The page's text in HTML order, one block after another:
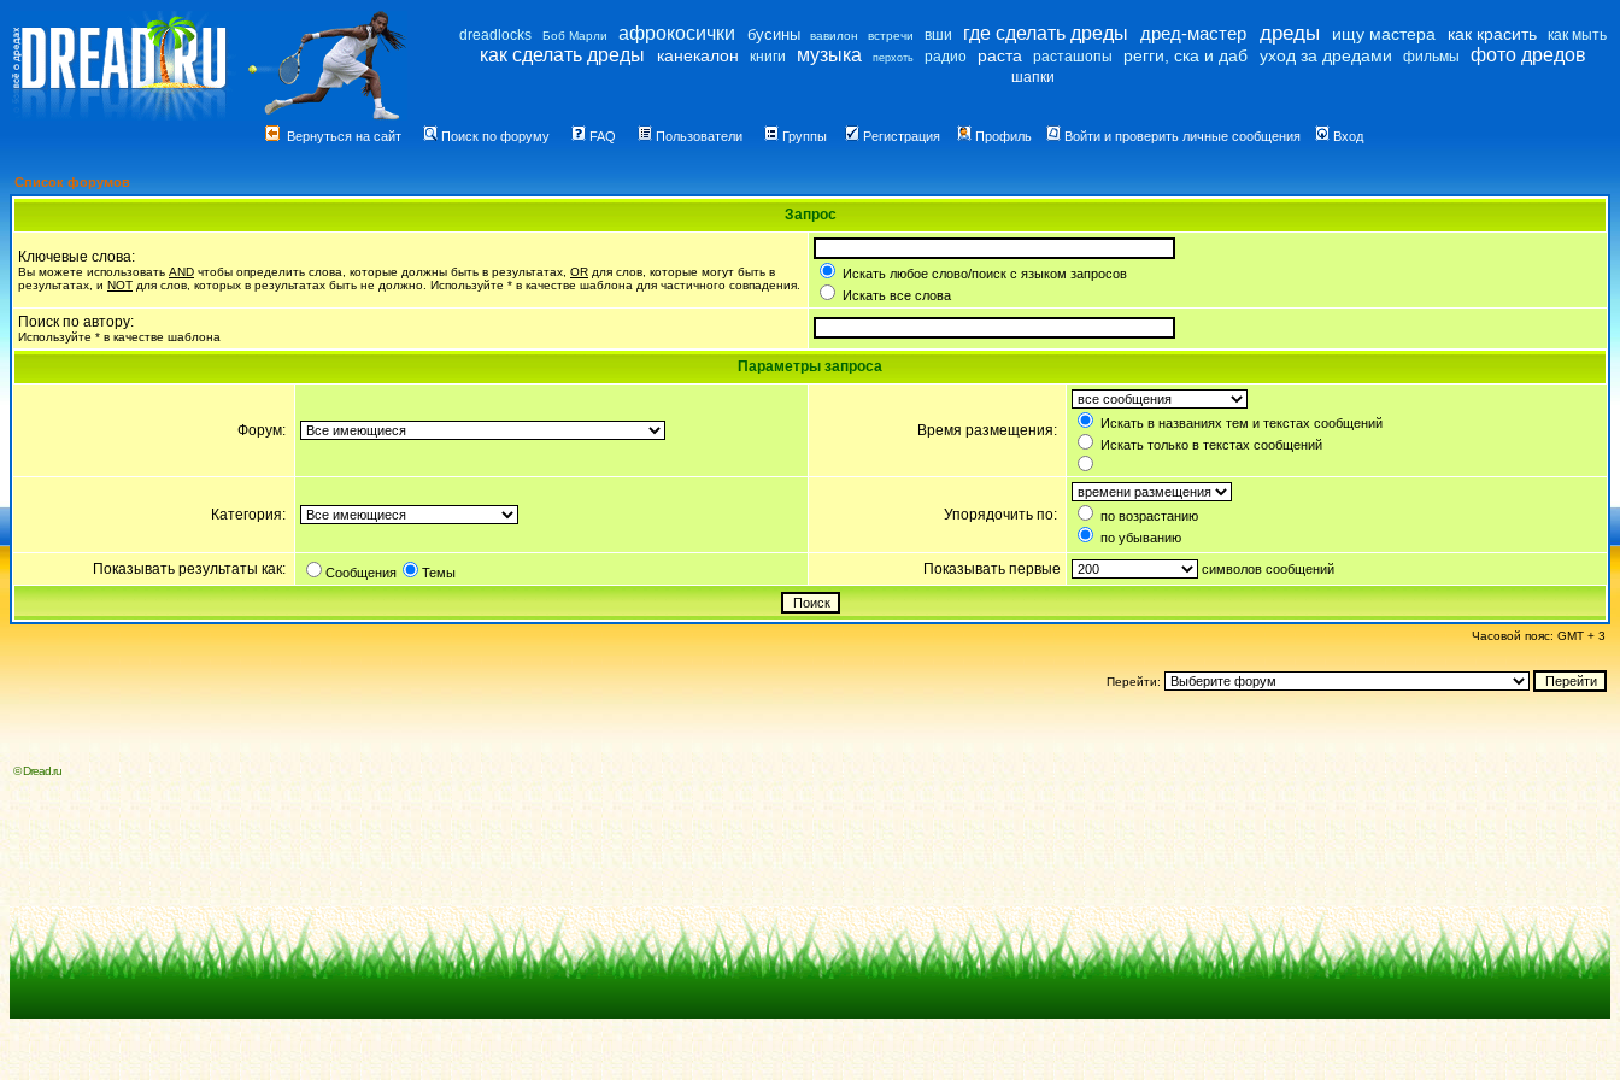
dreadlocks Боб Марли афрокосички бусины вавилон встречи вши где сделать дреды дред-мастер дреды ищу мастера как красить как мыть
как сделать дреды канекалон книги музыка перхоть радио раста расташопы регги, ска и даб уход за дредами фильмы фото дредов
шапки
Вернуться на сайт Поиск по форуму FAQ Пользователи Группы Регистрация Профиль Войти и проверить личные сообщения Вход
Список форумов
Запрос
Ключевые слова:
Вы можете использовать AND чтобы определить слова, которые должны быть в результатах, OR для слов, которые могут быть в
результатах, и NOT для слов, которых в результатах быть не должно. Используйте * в качестве шаблона для частичного совпадения.
Искать любое слово/поиск с языком запросов
Искать все слова
Поиск по автору:
Используйте * в качестве шаблона
Параметры запроса
Форум: Время размещения:
Искать в названиях тем и текстах сообщений
Искать только в текстах сообщений
Категория: Упорядочить по:
по возрастанию
по убыванию
Показывать результаты как: Сообщения Темы Показывать первые символов сообщений
Часовой пояс: GMT + 3
Перейти:
© Dread.ru